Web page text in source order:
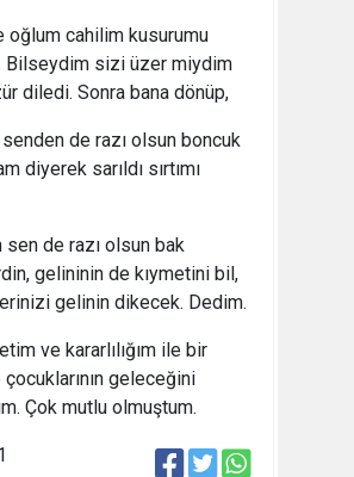
oğlum cahilim kusurumu
Bilseydim sizi üzer miydim
diledi. Sonra bana dönüp,
de razı olsun boncuk
diyerek sarıldı sırtımı
sen de razı olsun bak
gelininin de kıymetini bil,
gelinin dikecek. Dedim.
ve kararlılığım ile bir
çocuklarının geleceğini
Çok mutlu olmuştum.